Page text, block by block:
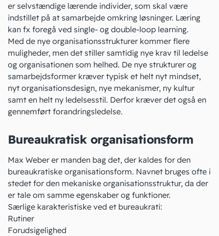
er selvstændige lærende individer, som skal være
indstillet på at samarbejde omkring løsninger. Læring
kan fx foregå ved single- og double-loop learning.
Med de nye organisationsstrukturer kommer flere
muligheder, men det stiller samtidig nye krav til ledelse
og organisationen som helhed. De nye strukturer og
samarbejdsformer kræver typisk et helt nyt mindset,
nyt organisationsdesign, nye mekanismer, ny kultur
samt en helt ny ledelsesstil. Derfor kræver det også en
gennemført forandringsledelse.
Bureaukratisk organisationsform
Max Weber er manden bag det, der kaldes for den
bureaukratiske organisationsform. Navnet bruges ofte i
stedet for den mekaniske organisationsstruktur, da der
er tale om samme egenskaber og funktioner.
Særlige karakteristiske ved et bureaukrati:
Rutiner
Forudsigelighed